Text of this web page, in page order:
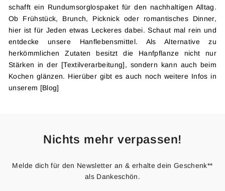
schafft ein Rundumsorglospaket für den nachhaltigen Alltag.
Ob Frühstück, Brunch, Picknick oder romantisches Dinner,
hier ist für Jeden etwas Leckeres dabei. Schaut mal rein und
entdecke unsere Hanflebensmittel. Als Alternative zu
herkömmlichen Zutaten besitzt die Hanfpflanze nicht nur
Stärken in der [Textilverarbeitung], sondern kann auch beim
Kochen glänzen. Hierüber gibt es auch noch weitere Infos in
unserem [Blog]
Nichts mehr verpassen!
Melde dich für den Newsletter an & erhalte dein Geschenk**
als Dankeschön.